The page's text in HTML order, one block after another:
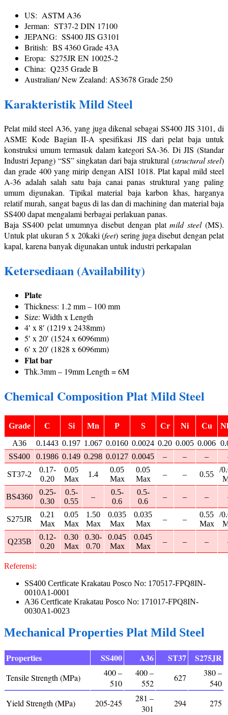
US: ASTM A36
Jerman: ST37-2 DIN 17100
JEPANG: SS400 JIS G3101
British: BS 4360 Grade 43A
Eropa: S275JR EN 10025-2
China: Q235 Grade B
Australian/ New Zealand: AS3678 Grade 250
Karakteristik Mild Steel
Pelat mild steel A36, yang juga dikenal sebagai SS400 JIS 3101, di
ASME Kode Bagian II-A spesifikasi JIS dari pelat baja untuk
konstruksi umum termasuk dalam kategori SA-36. Di JIS (Standar
Industri Jepang) “SS” singkatan dari baja struktural (structural steel)
dan grade 400 yang mirip dengan AISI 1018. Plat kapal mild steel
A-36 adalah salah satu baja canai panas struktural yang paling
umum digunakan. Tipikal material baja karbon khas, harganya
relatif murah, sangat bagus di las dan di machining dan material baja
SS400 dapat mengalami berbagai perlakuan panas.
Baja SS400 pelat umumnya disebut dengan platmild steel(MS).
Untuk plat ukuran 5 x 20kaki (feet) sering juga disebut dengan pelat
kapal, karena banyak digunakan untuk industri perkapalan
Ketersediaan (Availability)
Plate
Thickness: 1.2 mm – 100 mm
Size: Width x Length
4′ x 8′ (1219 x 2438mm)
5′ x 20′ (1524 x 6096mm)
6′ x 20′ (1828 x 6096mm)
Flat bar
Thk.3mm – 19mm Length = 6M
Chemical Composition Plat Mild Steel
Grade C Si Mn P S Cr Ni Cu
A36
0.1443 0.197 1.067 0.0160 0.0024 0.20 0.005 0.006
SS400
0.1986 0.149 0.298 0.0127 0.0045 – – –
ST37-2
0.17-
0.20
0.05
Max
1.4
0.05
Max
0.05
Max
– – 0.55
/
BS4360
0.25-
0.30
0.5-
0.55
–
0.5-
0.6
0.5-
0.6
– – –
S275JR
0.21
Max
0.05
Max
1.50
Max
0.035
Max
0.035
Max
– –
0.55
Max
/
Q235B
0.12-
0.20
0.30
Max
0.30-
0.70
0.045
Max
0.045
Max
– – –
Referensi:
SS400 Certficate Krakatau Posco No: 170517-FPQ8IN-
0010A1-0001
A36 Certficate Krakatau Posco No: 171017-FPQ8IN-
0030A1-0023
Mechanical Properties Plat Mild Steel
Properties SS400 A36 ST37 S275JR
Tensile Strength (MPa)
400 –
510
400 –
552
627
380 –
540
Yield Strength (MPa)
205-245
281 –
301
294
275